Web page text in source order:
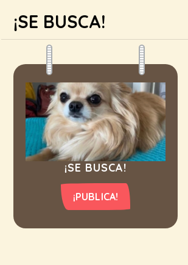
¡SE BUSCA!
¡SE BUSCA!
¡PUBLICA!